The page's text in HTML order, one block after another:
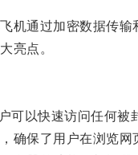
通过加密数据传输
亮点。
以快速访问任何被
保了用户在浏览网